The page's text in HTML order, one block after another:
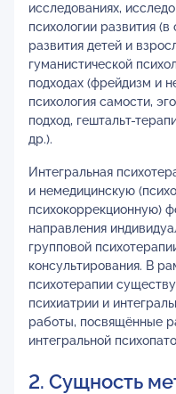
исследованиях,
психологии развития
развития детей и
гуманистической
подходах (фрейдизм и
психология самости,
подход, гештальт-
др.).
Интегральная
и немедицинскую
психокоррекционную)
направления
групповой
консультирования. В
психотерапии
психиатрии и
работы, посвящённые
интегральной
2. Сущность